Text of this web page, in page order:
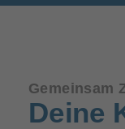
Gemeinsam
Deine